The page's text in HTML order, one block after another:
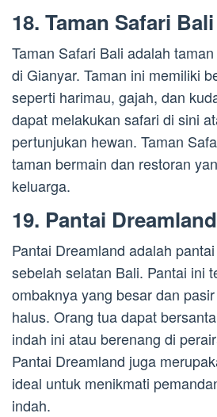
18. Taman Safari Bali
Taman Safari Bali adalah
di Gianyar. Taman ini memiliki
seperti harimau, gajah, dan
dapat melakukan safari di sini
pertunjukan hewan. Taman
taman bermain dan restoran
keluarga.
19. Pantai Dreamland
Pantai Dreamland adalah
sebelah selatan Bali. Pantai ini
ombaknya yang besar dan
halus. Orang tua dapat
indah ini atau berenang di
Pantai Dreamland juga
ideal untuk menikmati
indah.